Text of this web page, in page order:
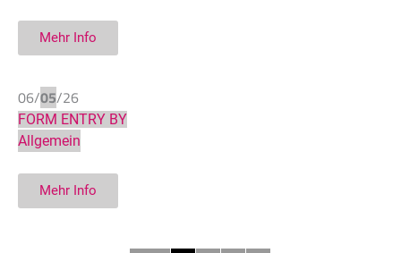
Mehr Info
06/05/26
FORM ENTRY BY
Allgemein
Mehr Info